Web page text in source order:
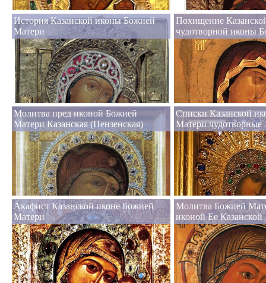
История Казанской иконы Божией
Матери
Похищение
чудотворной иконы
Молитва пред иконой Божией
Матери Казанская (Пензенская)
Списки Казанской
Матери чудотворные
Акафист Казанской иконе Божией
Матери
Молитва Божией
иконой Ее Казанской